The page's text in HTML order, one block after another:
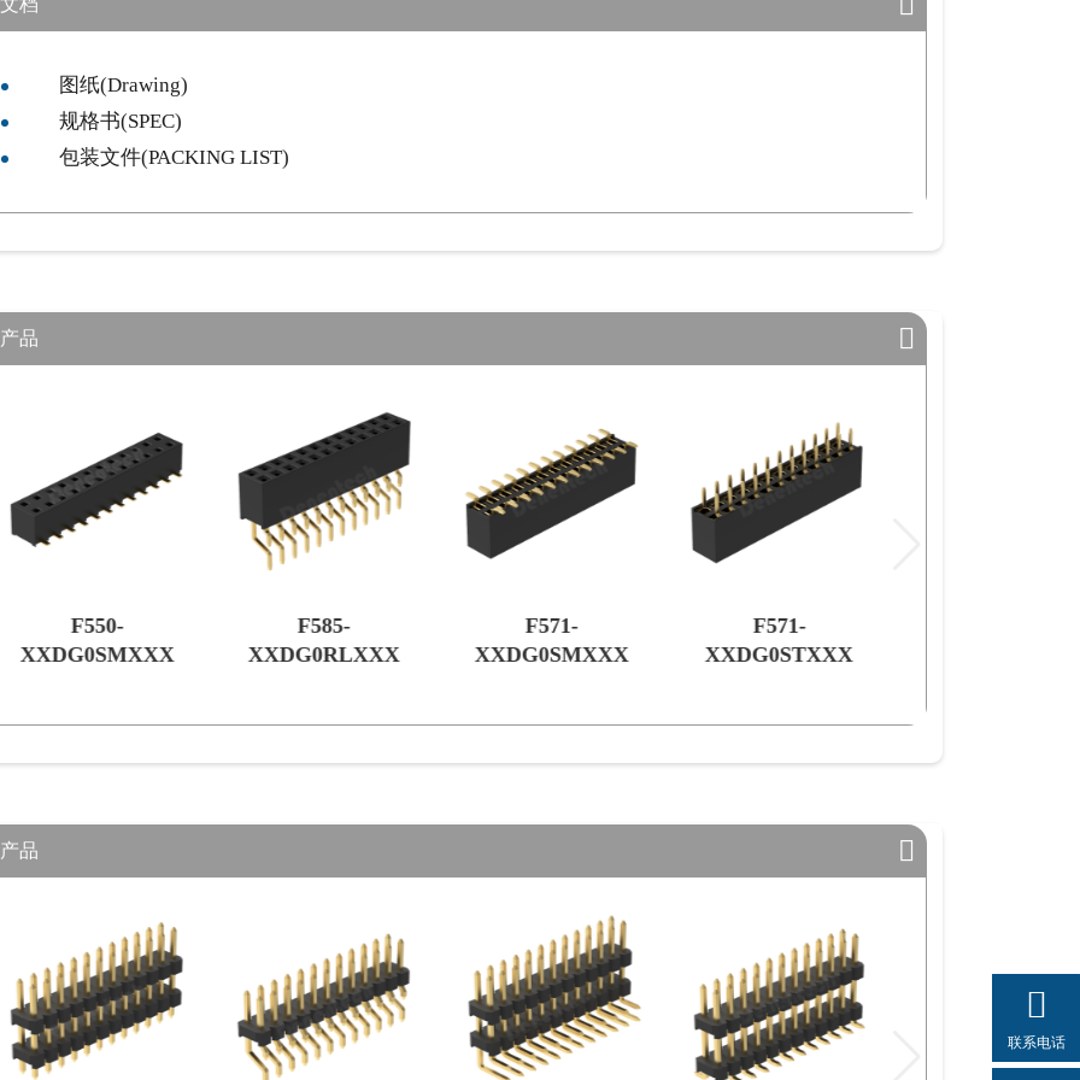
档
图纸(Drawing)
规格书(SPEC)
包装文件(PACKING LIST)
品
F585-
XXDG0RLXXX
F571-
XXDG0SMXXX
F571-
XXDG0STXXX
F550-
XXDG0SMXXX
品
联系电话